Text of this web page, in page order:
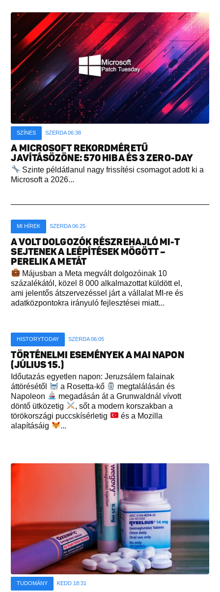
SZÍNES SZERDA 06:38
A MICROSOFT REKORDMÉRETŰ
JAVÍTÁSÖZÖNE: 570 HIBA ÉS 3 ZERO-DAY
Szinte példátlanul nagy frissítési csomagot adott ki a
Microsoft a 2026...
MI HÍREK SZERDA 06:25
A VOLT DOLGOZÓK RÉSZREHAJLÓ MI-T
SEJTENEK A LEÉPÍTÉSEK MÖGÖTT –
PERELIK A METÁT
Májusban a Meta megvált dolgozóinak 10
százalékától, közel 8 000 alkalmazottat küldött el,
ami jelentős átszervezéssel járt a vállalat MI-re és
adatközpontokra irányuló fejlesztései miatt...
HISTORYTODAY SZERDA 06:05
TÖRTÉNELMI ESEMÉNYEK A MAI NAPON
(JÚLIUS 15.)
Időutazás egyetlen napon: Jeruzsálem falainak
áttörésétől
a Rosetta-kő
megtalálásán és
Napoleon
megadásán át a Grunwaldnál vívott
döntő ütközetig
, sőt a modern korszakban a
törökországi puccskísérletig
és a Mozilla
alapításáig
...
TUDOMÁNY KEDD 18:31